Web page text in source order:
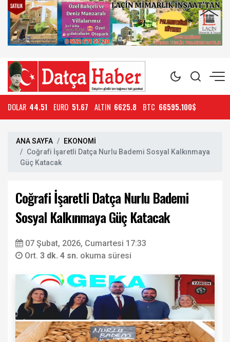
DOLAR 44.51 EURO 51.67 ALTIN 6625.8 BTC 66595.100$
ANA SAYFA
EKONOMİ
Coğrafi İşaretli Datça Nurlu Bademi Sosyal Kalkınmaya
Güç Katacak
Coğrafi İşaretli Datça Nurlu Bademi
Sosyal Kalkınmaya Güç Katacak
07 Şubat, 2026, Cumartesi 17:33
Ort. 3 dk. 4 sn. okuma süresi